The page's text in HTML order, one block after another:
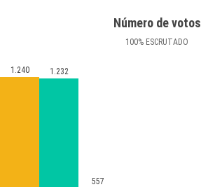
Número de votos
100% ESCRUTADO
1.240 1.232
557